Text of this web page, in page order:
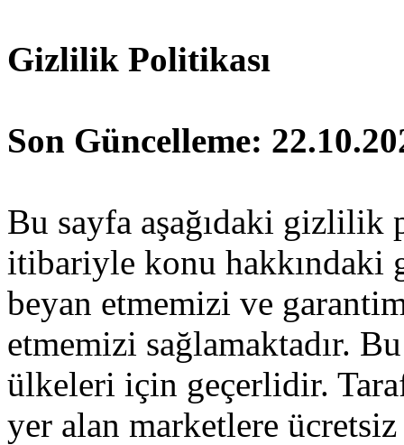
Gizlilik Politikası
Son Güncelleme:
Bu sayfa aşağıdaki gizlilik
itibariyle konu hakkındaki
beyan etmemizi ve
etmemizi sağlamaktadır.
ülkeleri için geçerlidir.
yer alan marketlere